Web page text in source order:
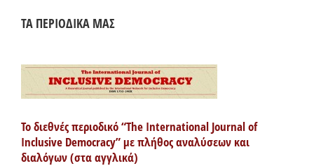
ΤΑ ΠΕΡΙΟΔΙΚΑ ΜΑΣ
Το διεθνές περιοδικό “The International Journal of
Inclusive Democracy” με πλήθος αναλύσεων και
διαλόγων (στα αγγλικά)